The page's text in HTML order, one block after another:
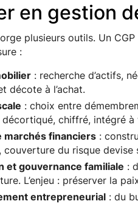
en gestion
plusieurs outils. Un
:
: recherche d’actifs,
décote à l’achat.
: choix entre
chiffré, intégré à
marchés financiers:
du risque devise
et gouvernance familiale :
L’enjeu : préserver la
entrepreneurial: du